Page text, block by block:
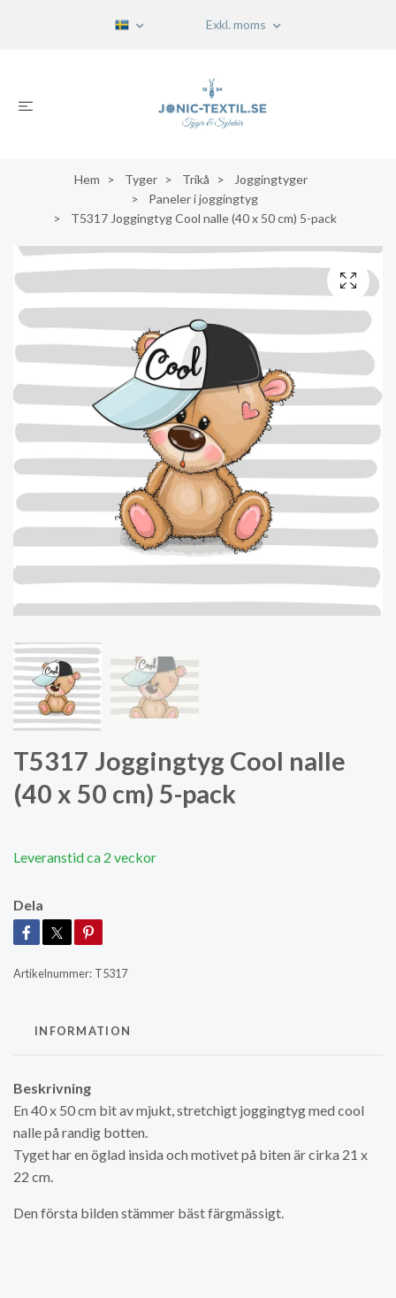
Exkl. moms
Hem Tyger Trikå
Joggingtyger
Paneler i joggingtyg
T5317 Joggingtyg Cool nalle (40 x 50 cm) 5-pack
T5317 Joggingtyg Cool nalle
(40 x 50 cm) 5-pack
Leveranstid ca 2 veckor
Dela
Artikelnummer: T5317
INFORMATION
Beskrivning
En 40 x 50 cm bit av mjukt, stretchigt joggingtyg med cool
nalle på randig botten.
Tyget har en öglad insida och motivet på biten är cirka 21 x
22 cm.
Den första bilden stämmer bäst färgmässigt.